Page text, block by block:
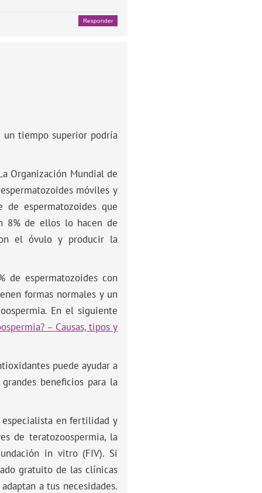
Responder
un tiempo superior podría
Organización Mundial de
móviles y
espermatozoides que
8% de ellos lo hacen de
el óvulo y producir la
de espermatozoides con
formas normales y un
En el siguiente
– Causas, tipos y
puede ayudar a
beneficios para la
en fertilidad y
de teratozoospermia, la
in vitro (FIV). Si
gratuito de las clínicas
a tus necesidades.